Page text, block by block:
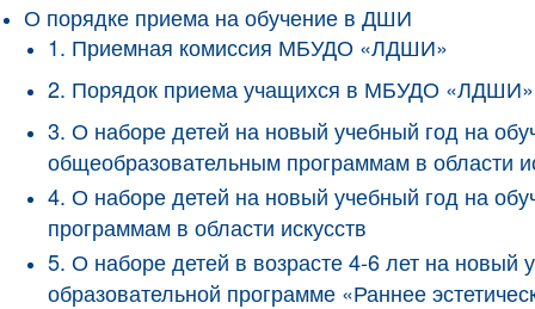
О порядке приема на обучение в ДШИ
1. Приемная комиссия МБУДО «ЛДШИ»
2. Порядок приема учащихся в МБУДО «ЛДШИ»
3. О наборе детей на новый учебный год на
общеобразовательным программам в области
4. О наборе детей на новый учебный год на
программам в области искусств
5. О наборе детей в возрасте 4-6 лет на
образовательной программе «Раннее